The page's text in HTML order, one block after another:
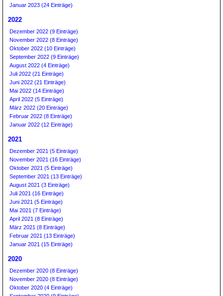
Januar 2023 (24 Einträge)
2022
Dezember 2022 (9 Einträge)
November 2022 (8 Einträge)
Oktober 2022 (10 Einträge)
September 2022 (9 Einträge)
August 2022 (4 Einträge)
Juli 2022 (21 Einträge)
Juni 2022 (21 Einträge)
Mai 2022 (14 Einträge)
April 2022 (5 Einträge)
März 2022 (20 Einträge)
Februar 2022 (8 Einträge)
Januar 2022 (12 Einträge)
2021
Dezember 2021 (5 Einträge)
November 2021 (16 Einträge)
Oktober 2021 (5 Einträge)
September 2021 (13 Einträge)
August 2021 (3 Einträge)
Juli 2021 (16 Einträge)
Juni 2021 (5 Einträge)
Mai 2021 (7 Einträge)
April 2021 (8 Einträge)
März 2021 (8 Einträge)
Februar 2021 (13 Einträge)
Januar 2021 (15 Einträge)
2020
Dezember 2020 (8 Einträge)
November 2020 (8 Einträge)
Oktober 2020 (4 Einträge)